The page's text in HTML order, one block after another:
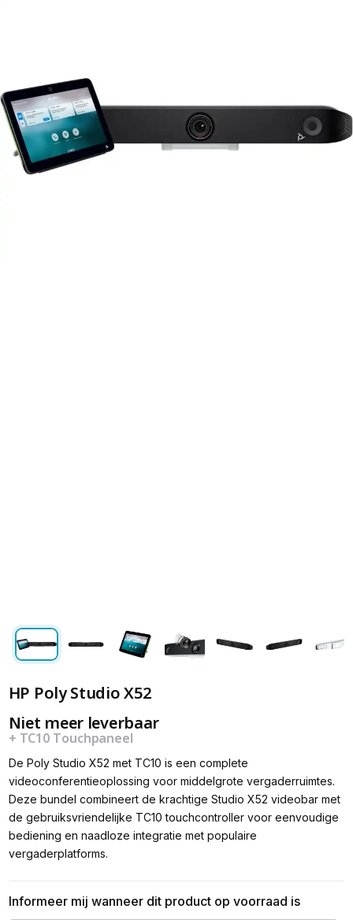
HP Poly Studio X52
Niet meer leverbaar
+ TC10 Touchpaneel
De Poly Studio X52 met TC10 is een complete
videoconferentieoplossing voor middelgrote vergaderruimtes.
Deze bundel combineert de krachtige Studio X52 videobar met
de gebruiksvriendelijke TC10 touchcontroller voor eenvoudige
bediening en naadloze integratie met populaire
vergaderplatforms.
Informeer mij wanneer dit product op voorraad is